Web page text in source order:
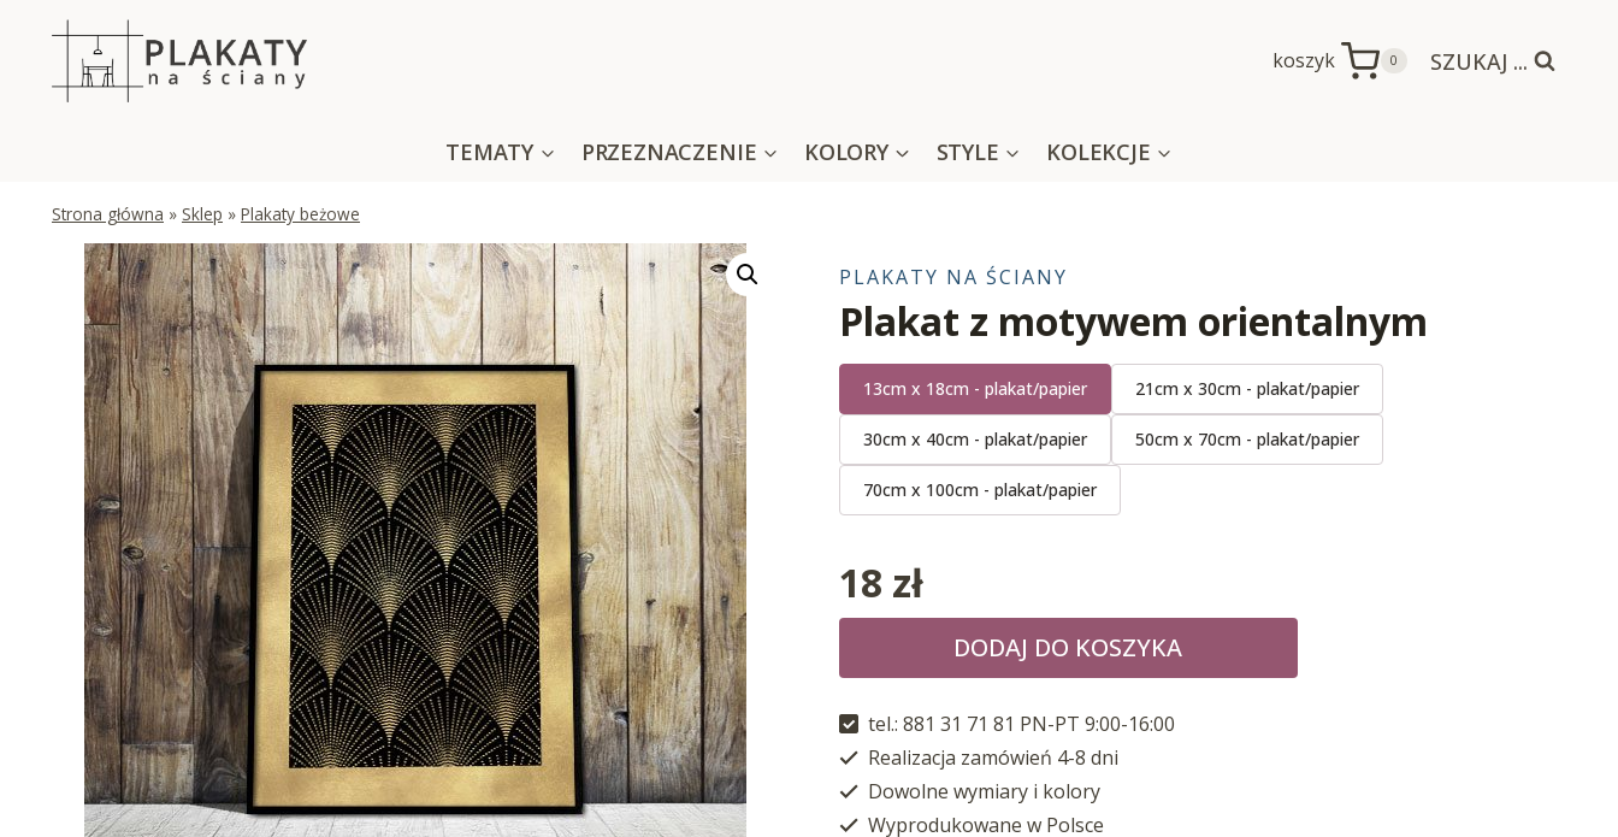
koszyk 0 SZUKAJ ...
TEMATY PRZEZNACZENIE KOLORY STYLE KOLEKCJE
Strona główna » Sklep » Plakaty beżowe
PLAKATY NA ŚCIANY
Plakat z motywem orientalnym
13cm x 18cm - plakat/papier 21cm x 30cm - plakat/papier
30cm x 40cm - plakat/papier 50cm x 70cm - plakat/papier
70cm x 100cm - plakat/papier
18 zł
DODAJ DO KOSZYKA
tel.: 881 31 71 81 PN-PT 9:00-16:00
Realizacja zamówień 4-8 dni
Dowolne wymiary i kolory
Wyprodukowane w Polsce